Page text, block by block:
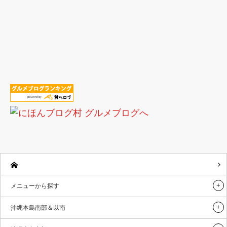
メニューから探す
沖縄本島南部＆以南